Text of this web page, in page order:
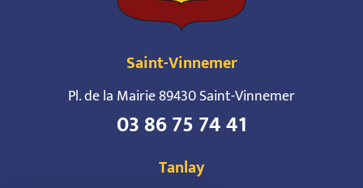
Saint-Vinnemer
Pl. de la Mairie 89430 Saint-Vinnemer
03 86 75 74 41
Tanlay